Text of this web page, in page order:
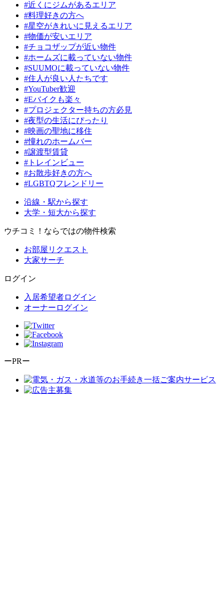
#近くにジムがあるエリア
#料理好きの方へ
#星空がきれいに見えるエリア
#物価が安いエリア
#チョコザップが近い物件
#ホームズに載っていない物件
#SUUMOに載っていない物件
#住人が良い人たちです
#YouTuber歓迎
#Eバイクも楽々
#プロジェクター持ちの方必見
#夜型の生活にぴったり
#映画の聖地に移住
#憧れのホームバー
#譲渡型賃貸
#トレインビュー
#お散歩好きの方へ
#LGBTQフレンドリー
沿線・駅から探す
大学・短大から探す
ウチコミ！ならではの物件検索
お部屋リクエスト
大家サーチ
ログイン
入居希望者ログイン
オーナーログイン
ーPRー